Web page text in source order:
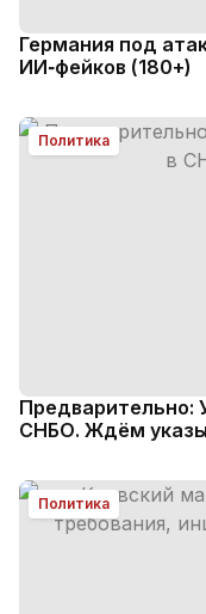
Германия под
ИИ‑фейков (180+)
Политика
Предварительно:
СНБО. Ждём указы
Политика